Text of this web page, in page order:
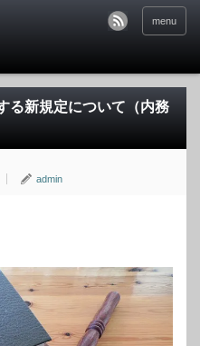
menu
る新規定について（内務
admin